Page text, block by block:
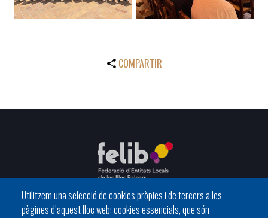
COMPARTIR
Utilitzem una selecció de cookies pròpies i de tercers a les
pàgines d’aquest lloc web: cookies essencials, que són
C/ del General Riera, 111 07010 Palma